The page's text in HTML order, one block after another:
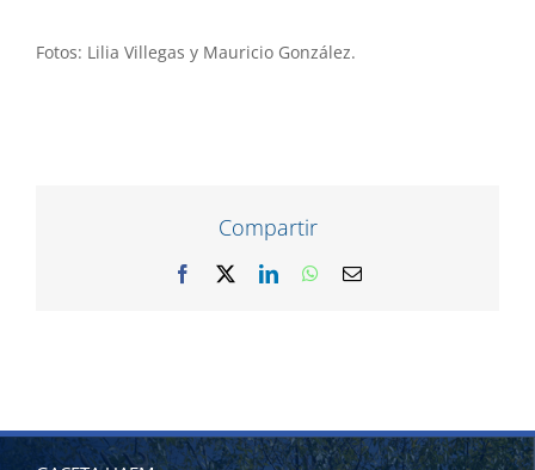
Fotos: Lilia Villegas y Mauricio González.
Compartir
Facebook
X LinkedInWhatsApp
Correo